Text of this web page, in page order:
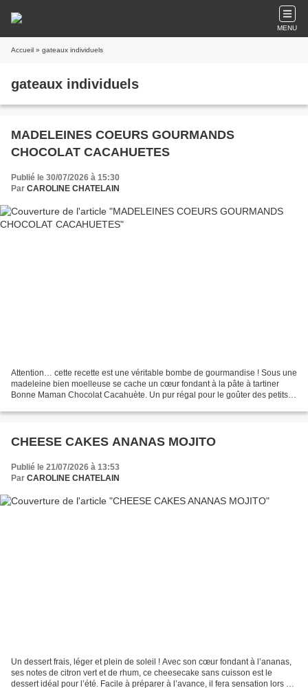
MENU
Accueil » gateaux individuels
gateaux individuels
MADELEINES COEURS GOURMANDS
CHOCOLAT CACAHUETES
Publié le 30/07/2026 à 15:30
Par CAROLINE CHATELAIN
Attention… cette recette est une véritable bombe de gourmandise ! Sous une
madeleine bien moelleuse se cache un cœur fondant à la pâte à tartiner
Bonne Maman Chocolat Cacahuète. Un pur régal pour le goûter des petits
CHEESE CAKES ANANAS MOJITO
Publié le 21/07/2026 à 13:53
Par CAROLINE CHATELAIN
Un dessert frais, léger et plein de soleil ! Avec son cœur fondant à l’ananas,
ses notes de citron vert et de rhum, ce cheesecake sans cuisson est le
dessert idéal pour l’été. Facile à préparer à l’avance, il fera sensation lors de